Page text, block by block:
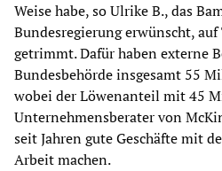
Weise habe, so Ulrike B., das
Bundesregierung erwünscht,
getrimmt. Dafür haben externe
Bundesbehörde insgesamt 55
wobei der Löwenanteil mit 45
Unternehmensberater von
seit Jahren gute Geschäfte mit
Arbeit machen.